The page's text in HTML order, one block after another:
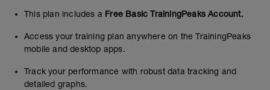
This plan includes a Free Basic TrainingPeaks Account.
Access your training plan anywhere on the TrainingPeaks
mobile and desktop apps.
Track your performance with robust data tracking and
detailed graphs.